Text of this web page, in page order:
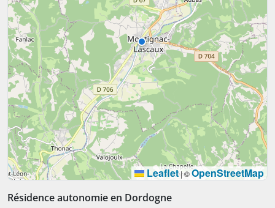
Leaflet |©OpenStreetMap
Résidence autonomie en Dordogne